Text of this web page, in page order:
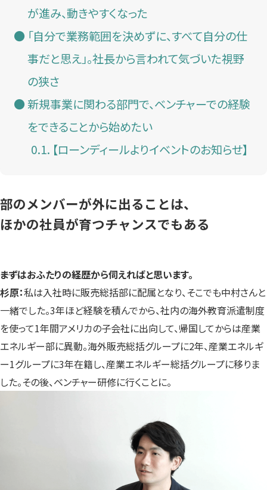
が進み、動きやすくなった
「自分で業務範囲を決めずに、すべて自分の仕
事だと思え」。社長から言われて気づいた視野
の狭さ
新規事業に関わる部門で、ベンチャーでの経験
をできることから始めたい
【ローンディールよりイベントのお知らせ】
部のメンバーが外に出ることは、
ほかの社員が育つチャンスでもある
――まずはおふたりの経歴から伺えればと思います。
杉原：私は入社時に販売総括部に配属となり、そこでも中村さんと
一緒でした。3年ほど経験を積んでから、社内の海外教育派遣制度
を使って1年間アメリカの子会社に出向して、帰国してからは産業
エネルギー部に異動。海外販売総括グループに2年、産業エネルギ
ー1グループに3年在籍し、産業エネルギー総括グループに移りま
した。その後、ベンチャー研修に行くことに。